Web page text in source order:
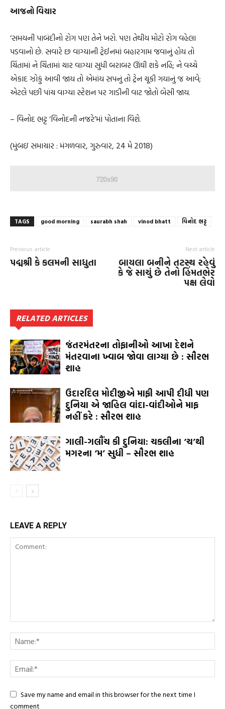
આજનો વિચાર
‘સમયની પાબંદીનો રોગ પણ તેને ખરો. પણ તેથીય મોટો રોગ વહેલા
પડવાનો છે. સવારે છ વાગ્યાની ટ્રેઈનમાં બહારગામ જવાનું હોય તો
ચિંતામાં ને ચિંતામાં ચાર વાગ્યા સુધી બરાબર ઊંઘી શકે નહિ; ને વચ્ચે
એકાદ ઝોકું આવી જાય તો એમાંય સપનું તો ટ્રેન ચૂકી ગયાનું જ આવે;
એટલે પછી પાંચ વાગ્યા સ્ટેશન પર ગાડીની વાટ જોતો બેસી જાય.
– વિનોદ ભટ્ટ ‘વિનોદની નજરે’માં પોતાના વિશે.
(મુંબઇ સમાચાર : મંગળવાર, ગુરુવાર, 24 મે 2018)
TAGS good morning saurabh shah vinod bhatt વિનોદ ભટ્ટ
Previous article
પદ્મશ્રી કે કલમની સાધુતા
Next article
બાયલા બનીને તટસ્થ રહેવું
કે જે સાચું છે તેનો હિંમતભેર
પક્ષ લેવો
RELATED ARTICLES
જંતરમંતરના તોફાનીઓ આખા દેશને
મંતરવાના ખ્વાબ જોવા લાગ્યા છે : સૌરભ
શાહ
ઉદારદિલ મોદીજીએ માફી આપી દીધી પણ
દુનિયા એ જાહિલ વાંદા-વાંદીઓને માફ
નહીં કરે : સૌરભ શાહ
ગાલી-ગલૌંચ કી દુનિયા: ચકલીના ‘ચ’થી
મગરના ‘મ’ સુધી – સૌરભ શાહ
LEAVE A REPLY
Save my name and email in this browser for the next time I
comment